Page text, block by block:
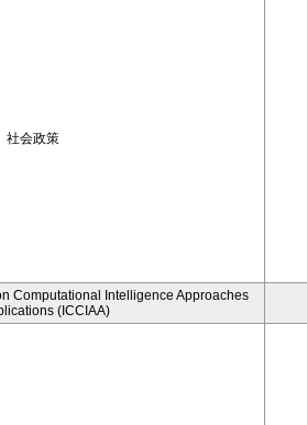
社会政策
Computational Intelligence Approaches
(ICCIAA)